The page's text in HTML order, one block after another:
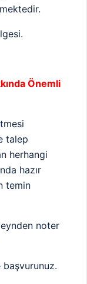
Önemli
talep
herhangi
hazır
temin
noter